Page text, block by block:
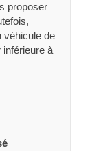
proposer
véhicule de
inférieure à